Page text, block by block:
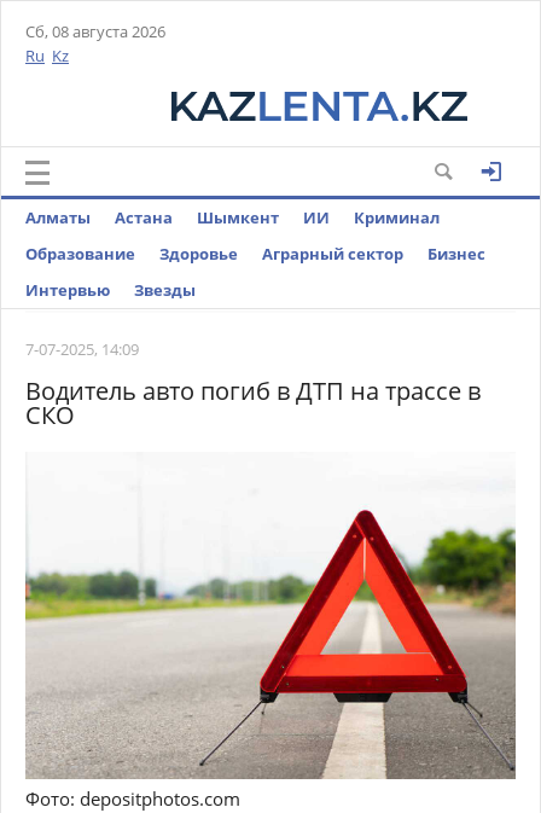
Сб, 08 августа 2026
Ru Kz
Алматы Астана Шымкент ИИ
Криминал
Образование
Здоровье Аграрный сектор
Бизнес
Интервью
Звезды
7-07-2025, 14:09
Водитель авто погиб в ДТП на трассе в
СКО
Фото: depositphotos.com